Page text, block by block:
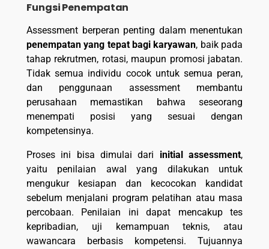
Fungsi Penempatan
Assessment berperan penting dalam menentukan
penempatan yang tepat bagi karyawan, baik pada
tahap rekrutmen, rotasi, maupun promosi jabatan.
Tidak semua individu cocok untuk semua peran,
dan penggunaan assessment membantu
perusahaan memastikan bahwa seseorang
menempati posisi yang sesuai dengan
kompetensinya.
Proses ini bisa dimulai dari initial assessment,
yaitu penilaian awal yang dilakukan untuk
mengukur kesiapan dan kecocokan kandidat
sebelum menjalani program pelatihan atau masa
percobaan. Penilaian ini dapat mencakup tes
kepribadian, uji kemampuan teknis, atau
wawancara berbasis kompetensi. Tujuannya